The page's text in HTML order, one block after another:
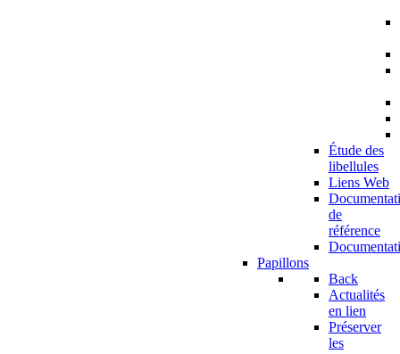
Étude des
libellules
Liens Web
de
référence
Papillons
Back
Actualités
en lien
Préserver
les